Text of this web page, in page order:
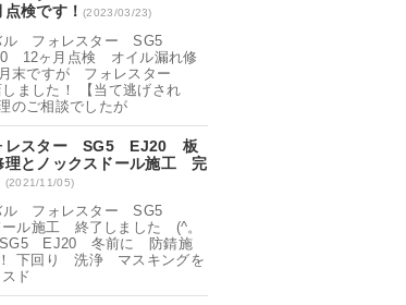
点検です！(2023/03/23)
ル フォレスター SG5
12ヶ月点検 オイル漏れ修
末ですが フォレスター
した！ 【当て逃げされ
のご相談でしたが
レスター SG5 EJ20 板
理とノックスドール施工 完
(2021/11/05)
ル フォレスター SG5
ル施工 終了しました (^。
SG5 EJ20 冬前に 防錆施
下回り 洗浄 マスキングを
ド